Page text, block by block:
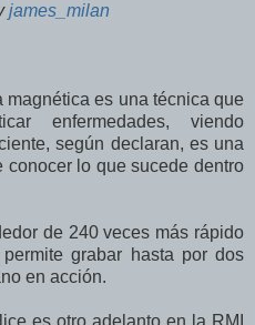
james_milan
magnética es una técnica que
enfermedades, viendo
según declaran, es una
conocer lo que sucede dentro
de 240 veces más rápido
grabar hasta por dos
en acción.